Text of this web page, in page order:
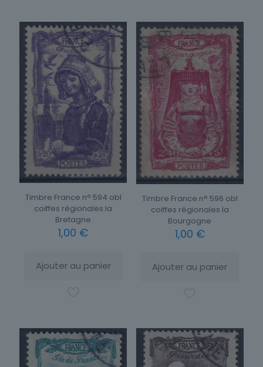
Timbre France n° 594 obl
coiffes régionales la
Bretagne
1,00 €
Ajouter au panier
Timbre France n° 596 obl
coiffes régionales la
Bourgogne
1,00 €
Ajouter au panier